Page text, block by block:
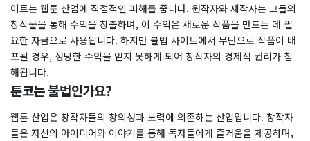
이트는 웹툰 산업에 직접적인 피해를 줍니다. 원작자와 제작사는 그들의
창작물을 통해 수익을 창출하며, 이 수익은 새로운 작품을 만드는 데 필
요한 자금으로 사용됩니다. 하지만 불법 사이트에서 무단으로 작품이 배
포될 경우, 정당한 수익을 얻지 못하게 되어 창작자의 경제적 권리가 침
해됩니다.
툰코는 불법인가요?
웹툰 산업은 창작자들의 창의성과 노력에 의존하는 산업입니다. 창작자
들은 자신의 아이디어와 이야기를 통해 독자들에게 즐거움을 제공하며,